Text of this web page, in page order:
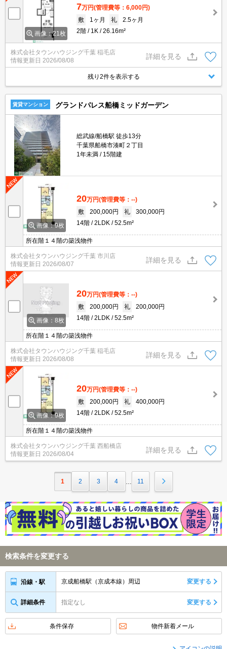
画像：21枚
7万円(管理費等：6,000円)
敷
1ヶ月 礼
2.5ヶ月
2階
1K 26.16m²
株式会社タウンハウジング千葉 稲毛店
情報更新日 2026/08/08
詳細を見る
残り2件を表示する
賃貸マンション グランドパレス船橋ミッドガーデン
総武線/船橋駅 徒歩13分
千葉県船橋市湊町２丁目
1年未満
15階建
画像：9枚
20万円(管理費等：--)
敷
200,000円 礼
300,000円
14階
2LDK 52.5m²
所在階１４階の築浅物件
株式会社タウンハウジング千葉 市川店
情報更新日 2026/08/07
詳細を見る
画像：8枚
20万円(管理費等：--)
敷
200,000円 礼
200,000円
14階
2LDK 52.5m²
所在階１４階の築浅物件
株式会社タウンハウジング千葉 稲毛店
情報更新日 2026/08/08
詳細を見る
画像：9枚
20万円(管理費等：--)
敷
200,000円 礼
400,000円
14階
2LDK 52.5m²
所在階１４階の築浅物件
株式会社タウンハウジング千葉 西船橋店
情報更新日 2026/08/04
詳細を見る
1 2 3 4 11
検索条件を変更する
沿線・駅 京成船橋駅（京成本線）周辺 変更する
詳細条件 指定なし 変更する
条件保存 物件新着メール